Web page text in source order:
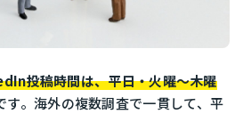
投稿時間は、平日・火曜〜木曜
す。海外の複数調査で一貫して、平